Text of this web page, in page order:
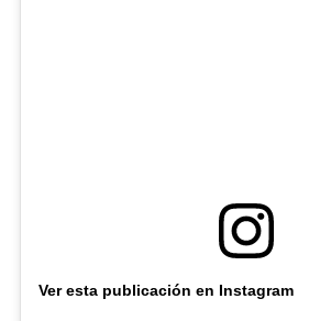
Ver esta publicación en Instagram